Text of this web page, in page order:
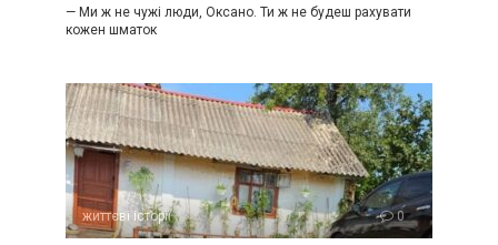
— Ми ж не чужі люди, Оксано. Ти ж не будеш рахувати
кожен шматок
життєві історії 0